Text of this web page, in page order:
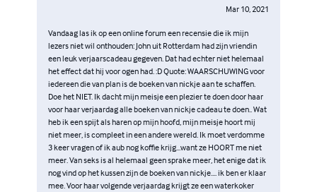
Mar 10, 2021
Vandaag las ik op een online forum een recensie die ik mijn
lezers niet wil onthouden: John uit Rotterdam had zijn vriendin
een leuk verjaarscadeau gegeven. Dat had echter niet helemaal
het effect dat hij voor ogen had. :D Quote: WAARSCHUWING voor
iedereen die van plan is de boeken van nickje aan te schaffen.
Doe het NIET. Ik dacht mijn meisje een plezier te doen door haar
voor haar verjaardag alle boeken van nickje cadeau te doen.. Wat
heb ik een spijt als haren op mijn hoofd, mijn meisje hoort mij
niet meer, is compleet in een andere wereld. Ik moet verdomme
3 keer vragen of ik aub nog koffie krijg...want ze HOORT me niet
meer. Van seks is al helemaal geen sprake meer, het enige dat ik
nog vind op het kussen zijn de boeken van nickje.... ik ben er klaar
mee. Voor haar volgende verjaardag krijgt ze een waterkoker